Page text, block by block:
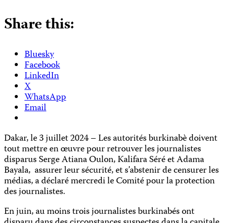
Share this:
Bluesky
Facebook
LinkedIn
X
WhatsApp
Email
Dakar, le 3 juillet 2024 – Les autorités burkinabè doivent
tout mettre en œuvre pour retrouver les journalistes
disparus Serge Atiana Oulon, Kalifara Séré et Adama
Bayala, assurer leur sécurité, et s’abstenir de censurer les
médias, a déclaré mercredi le Comité pour la protection
des journalistes.
En juin, au moins trois journalistes burkinabés ont